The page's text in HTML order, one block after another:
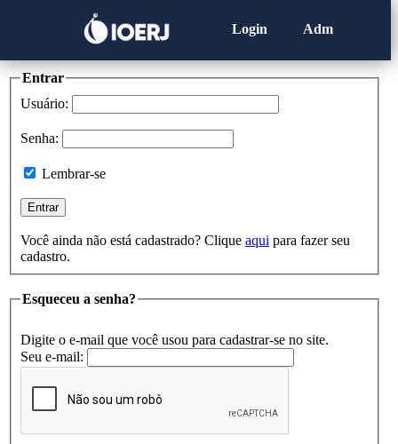
Login Adm
Entrar
Usuário:
Senha:
Lembrar-se
Você ainda não está cadastrado? Clique aqui para fazer seu
cadastro.
Esqueceu a senha?
Digite o e-mail que você usou para cadastrar-se no site.
Seu e-mail: